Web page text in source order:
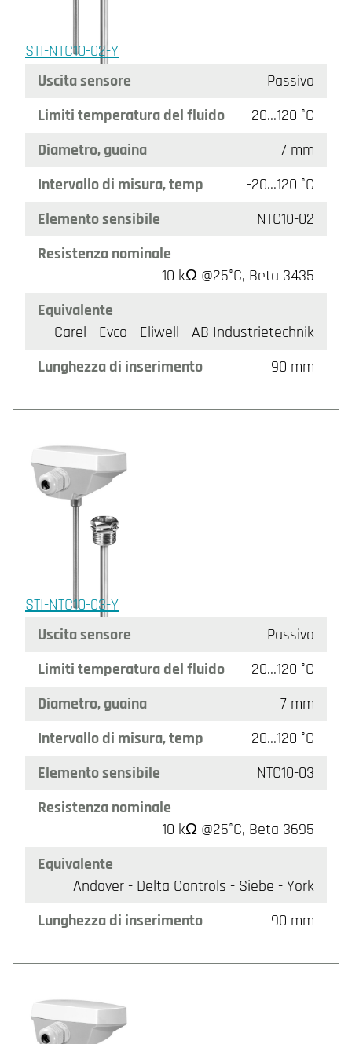
STI-NTC10-02-Y
Uscita sensore
Passivo
Limiti temperatura del fluido
-20…120 °C
Diametro, guaina
7 mm
Intervallo di misura, temp
-20…120 °C
Elemento sensibile
NTC10-02
Resistenza nominale
10 kΩ @25°C, Beta 3435
Equivalente
Carel - Evco - Eliwell - AB Industrietechnik
Lunghezza di inserimento
90 mm
STI-NTC10-03-Y
Uscita sensore
Passivo
Limiti temperatura del fluido
-20…120 °C
Diametro, guaina
7 mm
Intervallo di misura, temp
-20…120 °C
Elemento sensibile
NTC10-03
Resistenza nominale
10 kΩ @25°C, Beta 3695
Equivalente
Andover - Delta Controls - Siebe - York
Lunghezza di inserimento
90 mm